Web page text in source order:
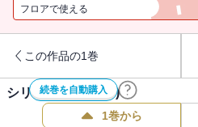
フロアで使える
この作品の1巻
続巻を自動購入
シリーズ作品(14件)
1巻から